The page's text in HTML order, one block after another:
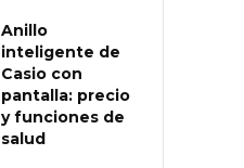
Anillo
inteligente de
Casio con
pantalla: precio
y funciones de
salud